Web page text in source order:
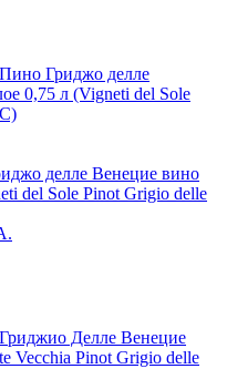
делле Венецие вино
del Sole Pinot Grigio delle